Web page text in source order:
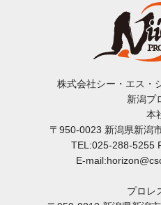
株式会社シー・エス・
新潟プ
本
〒950-0023 新潟県新潟
TEL:025-288-5255
E-
プロレ